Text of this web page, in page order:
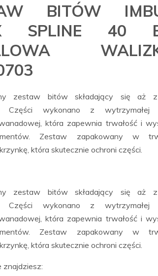
BITÓW
SPLINE 40
zestaw bitów składający się aż
Części wykonano z wytrzymałej
która zapewnia trwałość i
Zestaw zapakowany w
która skutecznie ochroni części.
zestaw bitów składający się aż
Części wykonano z wytrzymałej
która zapewnia trwałość i
Zestaw zapakowany w
która skutecznie ochroni części.